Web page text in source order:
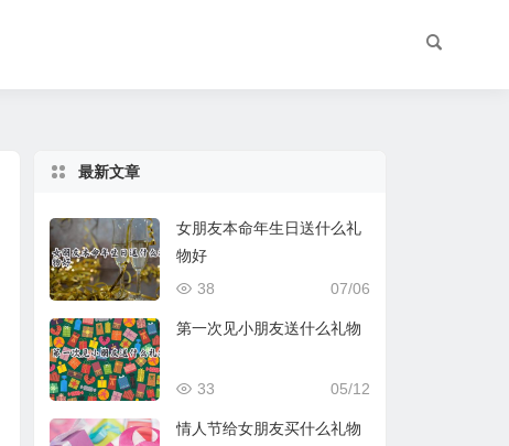
最新文章
女朋友本命年生日送什么礼
物好
07/06
38
第一次见小朋友送什么礼物
05/12
33
情人节给女朋友买什么礼物